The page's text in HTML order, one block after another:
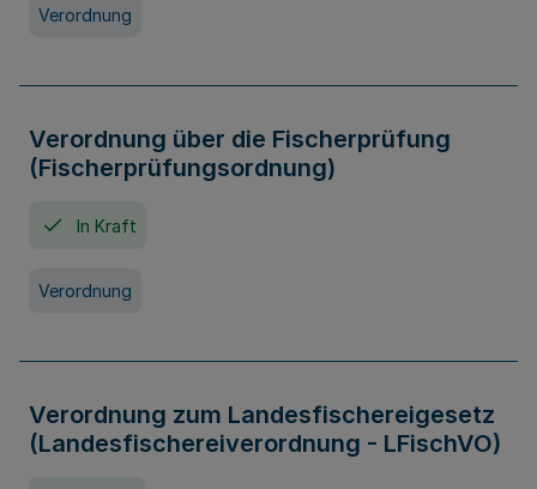
Verordnung
Verordnung über die Fischerprüfung
(Fischerprüfungsordnung)
In Kraft
Verordnung
Verordnung zum Landesfischereigesetz
(Landesfischereiverordnung - LFischVO)